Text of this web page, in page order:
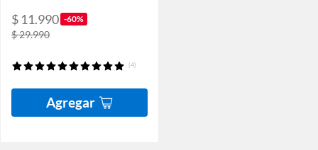
$ 11.990 -60%
$ 29.990
(4)
Agregar